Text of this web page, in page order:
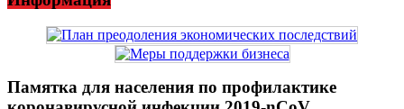
Памятка для населения по профилактике